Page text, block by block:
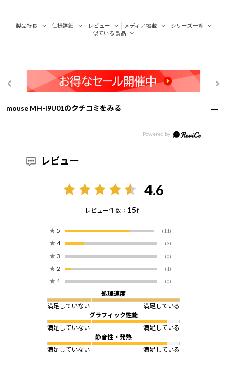
製品特長 仕様詳細 レビュー メディア掲載
シリーズ一覧
似ている製品
mouse MH-I9U01のクチコミをみる
レビュー
4.6
レビュー件数： 15件
★ 5 (11)
★ 4 (3)
★ 3 (0)
★ 2 (1)
★ 1 (0)
処理速度
満足していない
満足している
グラフィック性能
満足していない
満足している
静音性・発熱
満足していない
満足している